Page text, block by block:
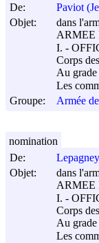
De:
Paviot
Objet:
dans
ARMEE
I. -
Corps
Au grade
Les
Groupe:
Armée
De:
Objet:
dans
ARMEE
I. -
Corps
Au grade
Les
nomination